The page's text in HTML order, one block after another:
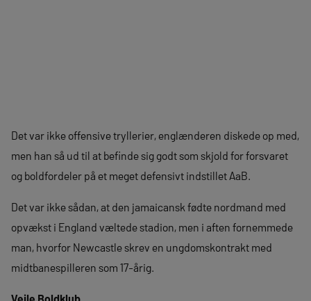
Det var ikke offensive tryllerier, englænderen diskede op med,
men han så ud til at befinde sig godt som skjold for forsvaret
og boldfordeler på et meget defensivt indstillet AaB.
Det var ikke sådan, at den jamaicansk fødte nordmand med
opvækst i England væltede stadion, men i aften fornemmede
man, hvorfor Newcastle skrev en ungdomskontrakt med
midtbanespilleren som 17-årig.